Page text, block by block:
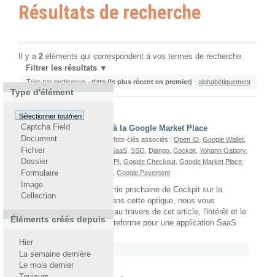
Résultats de recherche
Il y a 2 éléments qui correspondent à vos termes de recherche.
Filtrer les résultats
Type d'élément
Sélectionner tout/rien
Captcha Field
Document
Fichier
Dossier
Formulaire
Image
Collection
Éléments créés depuis
Hier
La semaine dernière
Le mois dernier
Trier par pertinence · date (le plus récent en premier) · alphabétiquement
Intégration de Cockpit à la Google Market Place
ParJoseph Rozencwajg — Mots-clés associés : Open ID, Google Wallet,
Joseph Rozencwajg
SaaS, SSO Django, Cockpit, Yohann Gabory,
Google Apps For Business
API Google Checkout, Google Market Place,
Cockpit Mailing
Google Payement
Nous envisageons la sortie prochaine de Cockpit sur la
Google Market Place. Dans cette optique, nous vous
proposons de présenter, au travers de cet article, l'intérêt et le
fonctionnement de la plateforme pour une application SaaS
Rattaché à 2011